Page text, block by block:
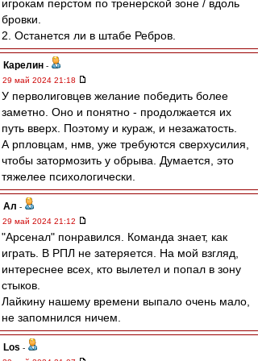
игрокам перстом по тренерской зоне / вдоль
бровки.
2. Останется ли в штабе Ребров.
Карелин -
29 май 2024 21:18
У перволиговцев желание победить более
заметно. Оно и понятно - продолжается их
путь вверх. Поэтому и кураж, и незажатость.
А рпловцам, нмв, уже требуются сверхусилия,
чтобы затормозить у обрыва. Думается, это
тяжелее психологически.
Ал -
29 май 2024 21:12
"Арсенал" понравился. Команда знает, как
играть. В РПЛ не затеряется. На мой взгляд,
интереснее всех, кто вылетел и попал в зону
стыков.
Лайкину нашему времени выпало очень мало,
не запомнился ничем.
Los -